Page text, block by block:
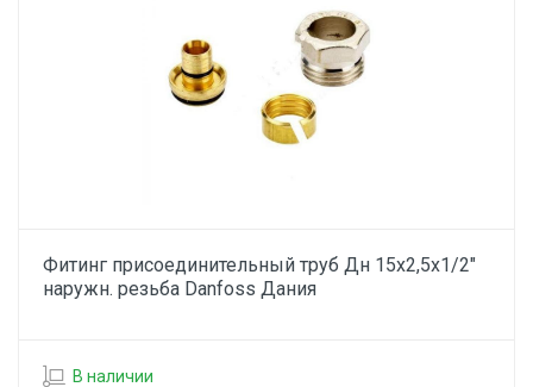
Фитинг присоединительный труб Дн 15х2,5х1/2"
наружн. резьба Danfoss Дания
В наличии